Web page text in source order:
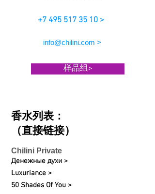
+7 495 517 35 10 >
info@chilini.com >
样品组>
香水列表：
（直接链接）
Chilini Private
Денежные духи >
Luxuriance >
50 Shades Of You >